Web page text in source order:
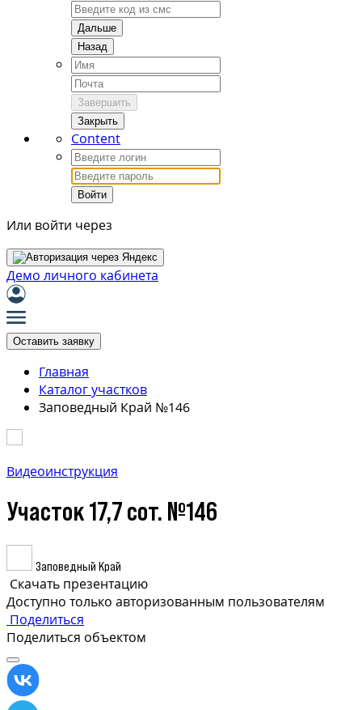
Дальше
Назад
Завершить
Закрыть
Content
Войти
Или войти через
Демо личного кабинета
Оставить заявку
Главная
Каталог участков
Заповедный Край №146
Видеоинструкция
Участок 17,7 сот. №146
Заповедный Край
Скачать презентацию
Доступно только авторизованным пользователям
Поделиться
Поделиться объектом